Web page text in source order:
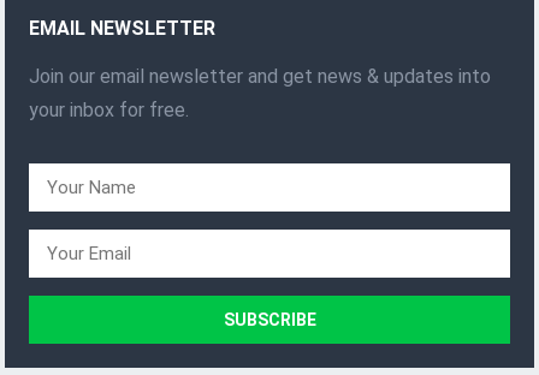
EMAIL NEWSLETTER
Join our email newsletter and get news & updates into
your inbox for free.